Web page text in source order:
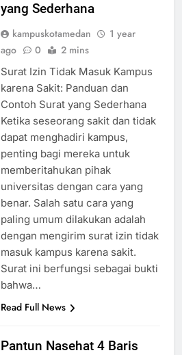
yang Sederhana
kampuskotamedan
1 year
ago
0 2 mins
Surat Izin Tidak Masuk Kampus
karena Sakit: Panduan dan
Contoh Surat yang Sederhana
Ketika seseorang sakit dan tidak
dapat menghadiri kampus,
penting bagi mereka untuk
memberitahukan pihak
universitas dengan cara yang
benar. Salah satu cara yang
paling umum dilakukan adalah
dengan mengirim surat izin tidak
masuk kampus karena sakit.
Surat ini berfungsi sebagai bukti
bahwa…
Read Full News
Pantun Nasehat 4 Baris